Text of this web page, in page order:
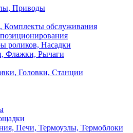
Приводы
Комплекты обслуживания
роликов, Насадки
Флажки, Рычаги
Головки, Станции
Печи, Термоузлы, Термоблоки